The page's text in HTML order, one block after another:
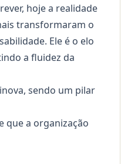
hoje a realidade
transformaram o
Ele é o elo
a fluidez da
sendo um pilar
que a organização